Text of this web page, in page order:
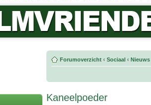
Forumoverzicht ‹ Sociaal ‹
Kaneelpoeder